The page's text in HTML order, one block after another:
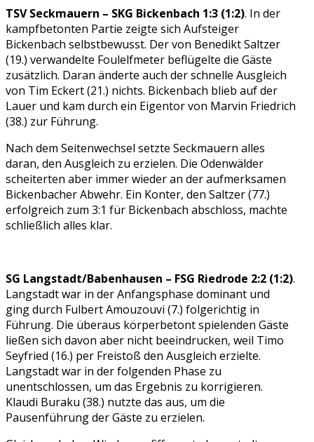
TSV Seckmauern – SKG Bickenbach 1:3 (1:2). In der
kampfbetonten Partie zeigte sich Aufsteiger
Bickenbach selbstbewusst. Der von Benedikt Saltzer
(19.) verwandelte Foulelfmeter beflügelte die Gäste
zusätzlich. Daran änderte auch der schnelle Ausgleich
von Tim Eckert (21.) nichts. Bickenbach blieb auf der
Lauer und kam durch ein Eigentor von Marvin Friedrich
(38.) zur Führung.
Nach dem Seitenwechsel setzte Seckmauern alles
daran, den Ausgleich zu erzielen. Die Odenwälder
scheiterten aber immer wieder an der aufmerksamen
Bickenbacher Abwehr. Ein Konter, den Saltzer (77.)
erfolgreich zum 3:1 für Bickenbach abschloss, machte
schließlich alles klar.
SG Langstadt/Babenhausen – FSG Riedrode 2:2 (1:2).
Langstadt war in der Anfangsphase dominant und
ging durch Fulbert Amouzouvi (7.) folgerichtig in
Führung. Die überaus körperbetont spielenden Gäste
ließen sich davon aber nicht beeindrucken, weil Timo
Seyfried (16.) per Freistoß den Ausgleich erzielte.
Langstadt war in der folgenden Phase zu
unentschlossen, um das Ergebnis zu korrigieren.
Klaudi Buraku (38.) nutzte das aus, um die
Pausenführung der Gäste zu erzielen.